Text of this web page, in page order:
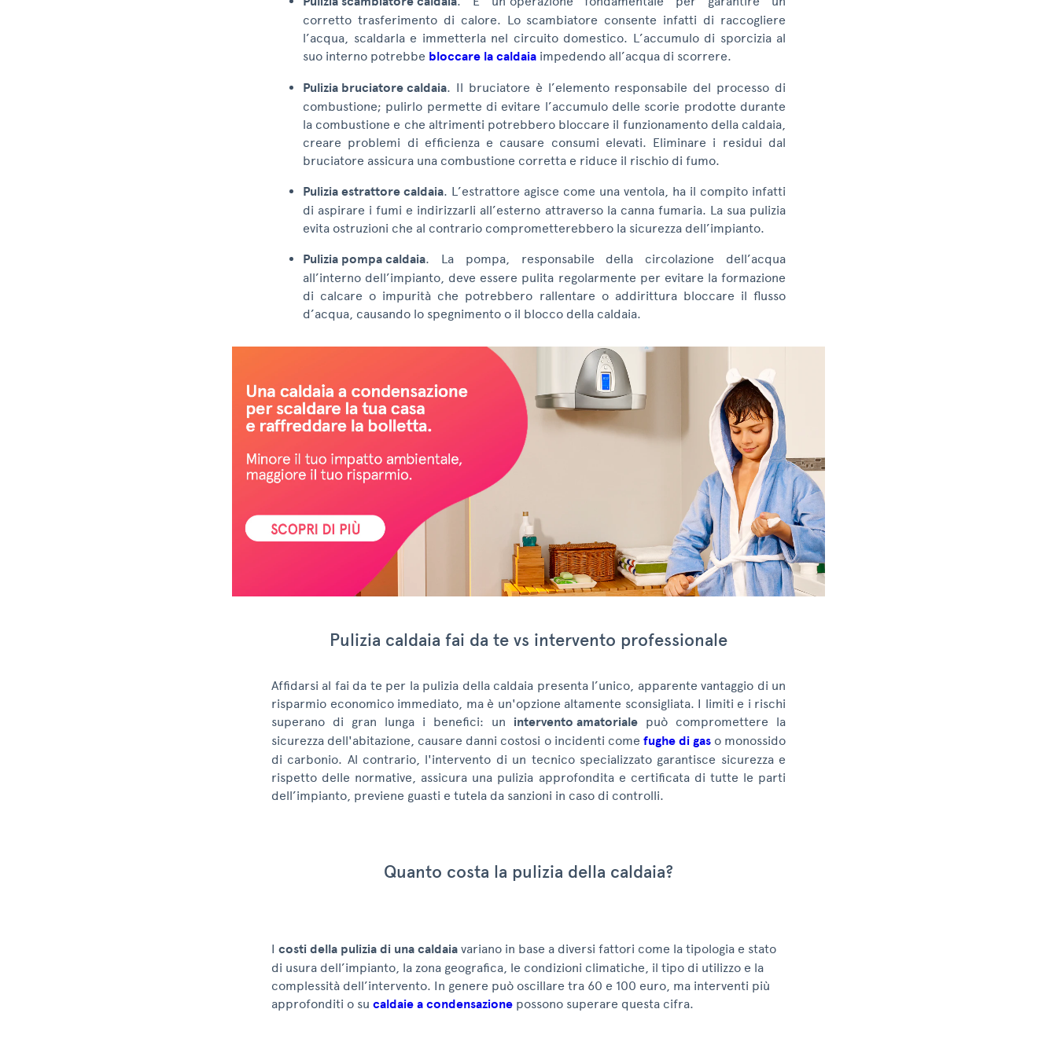
corretto trasferimento di calore. Lo scambiatore consente infatti di raccogliere
l’acqua, scaldarla e immetterla nel circuito domestico. L’accumulo di sporcizia al
suo interno potrebbe bloccare la caldaia impedendo all’acqua di scorrere.
Pulizia bruciatore caldaia. Il bruciatore è l’elemento responsabile del processo di
combustione; pulirlo permette di evitare l’accumulo delle scorie prodotte durante
la combustione e che altrimenti potrebbero bloccare il funzionamento della caldaia,
creare problemi di efficienza e causare consumi elevati. Eliminare i residui dal
bruciatore assicura una combustione corretta e riduce il rischio di fumo.
Pulizia estrattore caldaia. L’estrattore agisce come una ventola, ha il compito infatti
di aspirare i fumi e indirizzarli all’esterno attraverso la canna fumaria. La sua pulizia
evita ostruzioni che al contrario comprometterebbero la sicurezza dell’impianto.
Pulizia pompa caldaia. La pompa, responsabile della circolazione dell’acqua
all’interno dell’impianto, deve essere pulita regolarmente per evitare la formazione
di calcare o impurità che potrebbero rallentare o addirittura bloccare il flusso
d’acqua, causando lo spegnimento o il blocco della caldaia.
Pulizia caldaia fai da te vs intervento professionale
Affidarsi al fai da te per la pulizia della caldaia presenta l’unico, apparente vantaggio di un
risparmio economico immediato, ma è un'opzione altamente sconsigliata. I limiti e i rischi
superano di gran lunga i benefici: un intervento amatoriale può compromettere la
sicurezza dell'abitazione, causare danni costosi o incidenti come fughe di gaso monossido
di carbonio. Al contrario, l'intervento di un tecnico specializzato garantisce sicurezza e
rispetto delle normative, assicura una pulizia approfondita e certificata di tutte le parti
dell’impianto, previene guasti e tutela da sanzioni in caso di controlli.
Quanto costa la pulizia della caldaia?
I costi della pulizia di una caldaia variano in base a diversi fattori come la tipologia e stato
di usura dell’impianto, la zona geografica, le condizioni climatiche, il tipo di utilizzo e la
complessità dell’intervento. In genere può oscillare tra 60 e 100 euro, ma interventi più
approfonditi o su caldaie a condensazione possono superare questa cifra.